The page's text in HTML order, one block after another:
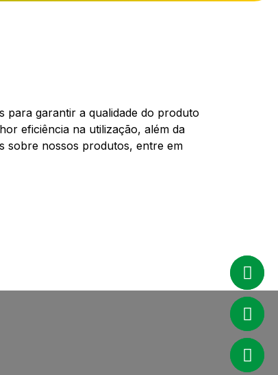
para garantir a qualidade do produto
eficiência na utilização, além da
sobre nossos produtos, entre em